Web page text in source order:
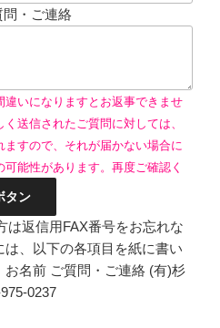
問・ご連絡
違いになりますとお返事できませ
送信されたご質問に対しては、
すので、それが届かない場合に
能性があります。再度ご確認く
は返信用FAX番号をお忘れな
は、以下の各項目を紙に書い
名前 ご質問・ご連絡 (有)杉
0237